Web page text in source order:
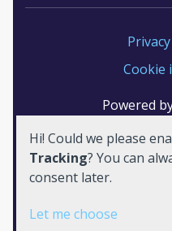
Cookie
Powered
Hi! Could we please
Tracking? You can
consent later.
Let me choose